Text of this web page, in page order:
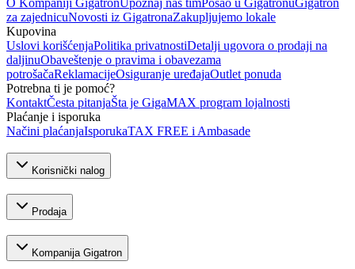
za zajednicuNovosti iz GigatronaZakupljujemo lokale
Kupovina
Uslovi korišćenjaPolitika privatnostiDetalji ugovora o prodaji na
daljinuObaveštenje o pravima i obavezama
potrošačaReklamacijeOsiguranje uređajaOutlet ponuda
Potrebna ti je pomoć?
KontaktČesta pitanjaŠta je GigaMAX program lojalnosti
Plaćanje i isporuka
Načini plaćanjaIsporukaTAX FREE i Ambasade
Korisnički nalog
Prodaja
Kompanija Gigatron